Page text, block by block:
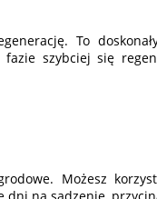
To
fazie szybciej się
Możesz